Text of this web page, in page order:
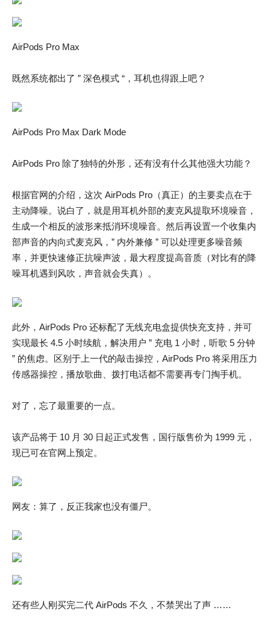
AirPods Pro Max
既然系统都出了 ” 深色模式 “，耳机也得跟上吧？
AirPods Pro Max Dark Mode
AirPods Pro 除了独特的外形，还有没有什么其他强大功能？
根据官网的介绍，这次 AirPods Pro（真正）的主要卖点在于
主动降噪。说白了，就是用耳机外部的麦克风提取环境噪音，
生成一个相反的波形来抵消环境噪音。然后再设置一个收集内
部声音的内向式麦克风，” 内外兼修 ” 可以处理更多噪音频
率，并更快速修正抗噪声波，最大程度提高音质（对比有的降
噪耳机遇到风吹，声音就会失真）。
此外，AirPods Pro 还标配了无线充电盒提供快充支持，并可
实现最长 4.5 小时续航，解决用户 ” 充电 1 小时，听歌 5 分钟
” 的焦虑。区别于上一代的敲击操控，AirPods Pro 将采用压力
传感器操控，播放歌曲、拨打电话都不需要再专门掏手机。
对了，忘了最重要的一点。
该产品将于 10 月 30 日起正式发售，国行版售价为 1999 元，
现已可在官网上预定。
网友：算了，反正我家也没有僵尸。
还有些人刚买完二代 AirPods 不久，不禁哭出了声 ……